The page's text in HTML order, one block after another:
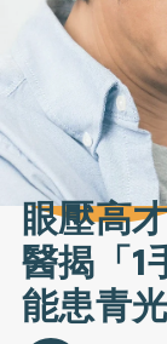
眼壓高
醫揭「1
能患青